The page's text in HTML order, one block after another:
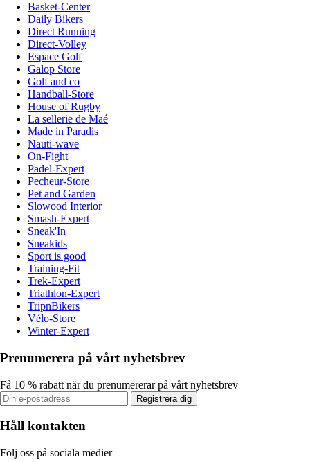
Basket-Center
Daily Bikers
Direct Running
Direct-Volley
Espace Golf
Galop Store
Golf and co
Handball-Store
House of Rugby
La sellerie de Maé
Made in Paradis
Nauti-wave
On-Fight
Padel-Expert
Pecheur-Store
Pet and Garden
Slowood Interior
Smash-Expert
Sneak'In
Sneakids
Sport is good
Training-Fit
Trek-Expert
Triathlon-Expert
TripnBikers
Vélo-Store
Winter-Expert
Prenumerera på vårt nyhetsbrev
Få 10 % rabatt när du prenumererar på vårt nyhetsbrev
Registrera dig
Håll kontakten
Följ oss på sociala medier